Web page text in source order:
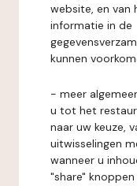
website, en van
informatie in de
kunnen
- meer
u tot het
naar uw keuze,
uitwisselingen
wanneer u
"share"